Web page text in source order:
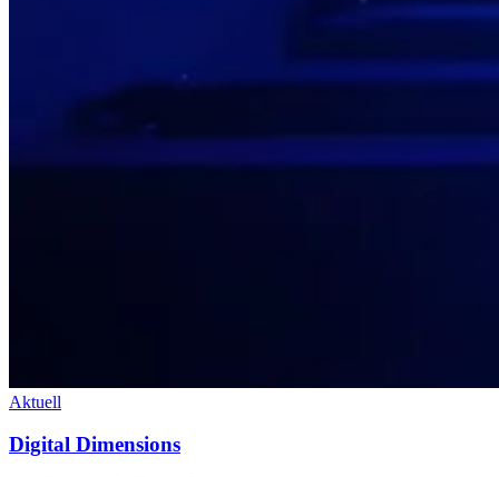
Aktuell
Digital Dimensions